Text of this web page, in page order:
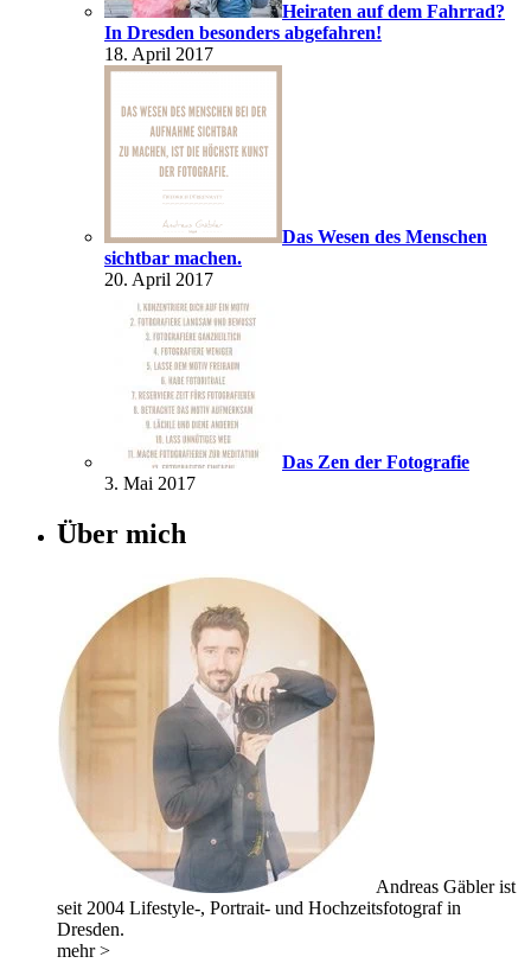
Heiraten auf dem Fahrrad?
In Dresden besonders abgefahren!
18. April 2017
Das Wesen des Menschen
sichtbar machen.
20. April 2017
Das Zen der Fotografie
3. Mai 2017
Über mich
Andreas Gäbler ist
seit 2004 Lifestyle-, Portrait- und Hochzeitsfotograf in
Dresden.
mehr >